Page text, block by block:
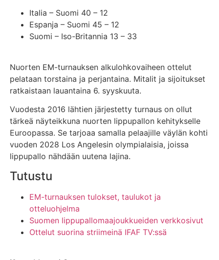
Italia – Suomi 40 – 12
Espanja – Suomi 45 – 12
Suomi – Iso-Britannia 13 – 33
Nuorten EM-turnauksen alkulohkovaiheen ottelut
pelataan torstaina ja perjantaina. Mitalit ja sijoitukset
ratkaistaan lauantaina 6. syyskuuta.
Vuodesta 2016 lähtien järjestetty turnaus on ollut
tärkeä näyteikkuna nuorten lippupallon kehitykselle
Euroopassa. Se tarjoaa samalla pelaajille väylän kohti
vuoden 2028 Los Angelesin olympialaisia, joissa
lippupallo nähdään uutena lajina.
Tutustu
EM-turnauksen tulokset, taulukot ja
otteluohjelma
Suomen lippupallomaajoukkueiden verkkosivut
Ottelut suorina striimeinä IFAF TV:ssä